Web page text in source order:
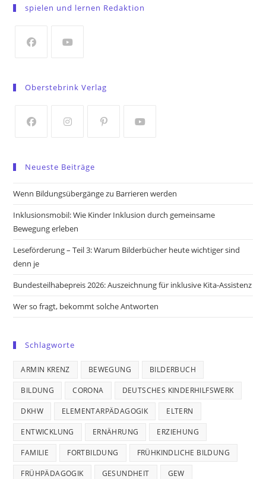
a
tab
spielen und lernen Redaktion
a
tab
tab
Oberstebrink Verlag
a
new
new
a
new
new
Neueste Beiträge
Wenn Bildungsübergänge zu Barrieren werden
Inklusionsmobil: Wie Kinder Inklusion durch gemeinsame
Bewegung erleben
Leseförderung – Teil 3: Warum Bilderbücher heute wichtiger sind
denn je
Bundesteilhabepreis 2026: Auszeichnung für inklusive Kita-Assistenz
Wer so fragt, bekommt solche Antworten
Schlagworte
ARMIN KRENZ BEWEGUNG BILDERBUCH
BILDUNG CORONA DEUTSCHES KINDERHILFSWERK
DKHW ELEMENTARPÄDAGOGIK ELTERN
ENTWICKLUNG ERNÄHRUNG ERZIEHUNG
FAMILIE FORTBILDUNG FRÜHKINDLICHE BILDUNG
FRÜHPÄDAGOGIK GESUNDHEIT GEW